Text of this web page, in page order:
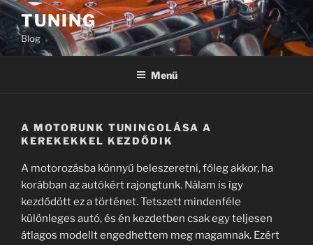
Tartalomhoz
TUNING
Blog
Menü
A MOTORUNK TUNINGOLÁSA A
KEREKEKKEL KEZDŐDIK
A motorozásba könnyű beleszeretni, főleg akkor, ha
korábban az autókért rajongtunk. Nálam is így
kezdődött ez a történet. Tetszett mindenféle
különleges autó, és én kezdetben csak egy teljesen
átlagos modellt engedhettem meg magamnak. Ezért